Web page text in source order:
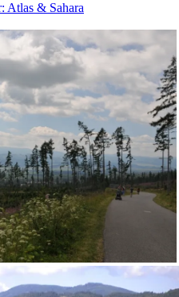
Atlas & Sahara